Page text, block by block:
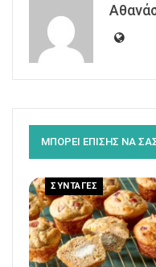
ΜΠΟΡΕΙ ΕΠΙΣΗΣ ΝΑ
ΣΥΝΤΑΓΕΣ